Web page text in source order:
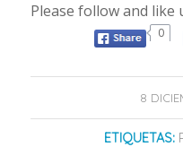
Please follow and like
0
8
ETIQUETAS: